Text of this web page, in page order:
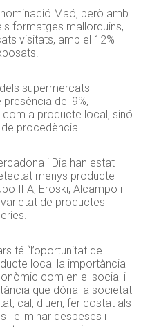
Maó, però amb
formatges mallorquins,
visitats, amb el 12%
supermercats
del 9%,
a producte local, sinó
procedència.
i Dia han estat
menys producte
IFA, Eroski, Alcampo i
de productes
té “l’oportunitat de
local la importància
com en el social i
que dóna la societat
cal, diuen, fer costat als
i eliminar despeses i